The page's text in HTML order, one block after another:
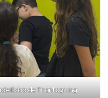
Extra de Thanksgiving